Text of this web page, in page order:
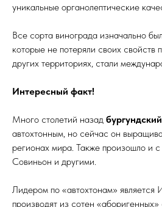
уникальные органолептические
Все сорта винограда изначально
которые не потеряли своих свойств
других территориях, стали
Интересный факт!
Много столетий назад
автохтонным, но сейчас он
регионах мира. Также произошло и
Совиньон и другими.
Лидером по «автохтонам» является
производят из сотен